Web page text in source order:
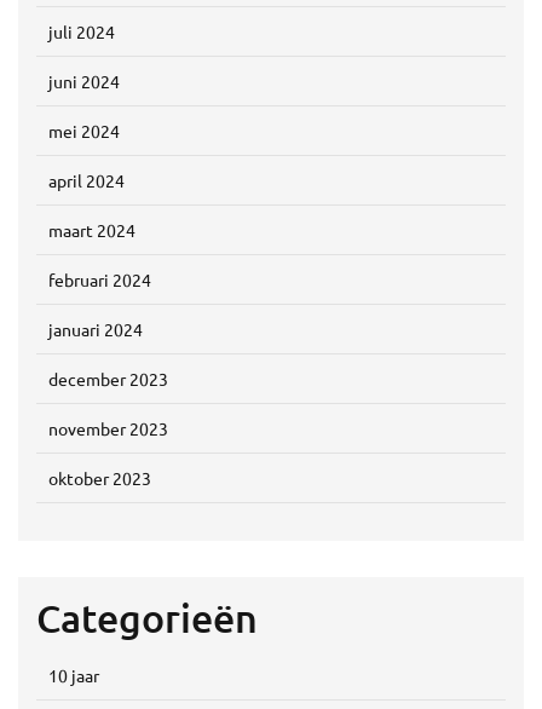
juli 2024
juni 2024
mei 2024
april 2024
maart 2024
februari 2024
januari 2024
december 2023
november 2023
oktober 2023
Categorieën
10 jaar